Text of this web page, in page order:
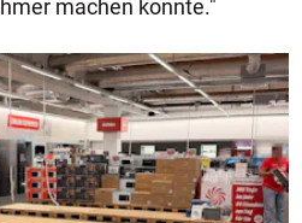
machen konnte."